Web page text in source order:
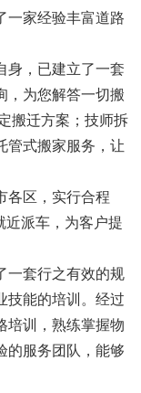
一家经验丰富道路
身，已建立了一套
，为您解答一切搬
搬迁方案；技师拆
管式搬家服务，让
各区，实行合程
近派车，为客户提
一套行之有效的规
技能的培训。经过
培训，熟练掌握物
的服务团队，能够